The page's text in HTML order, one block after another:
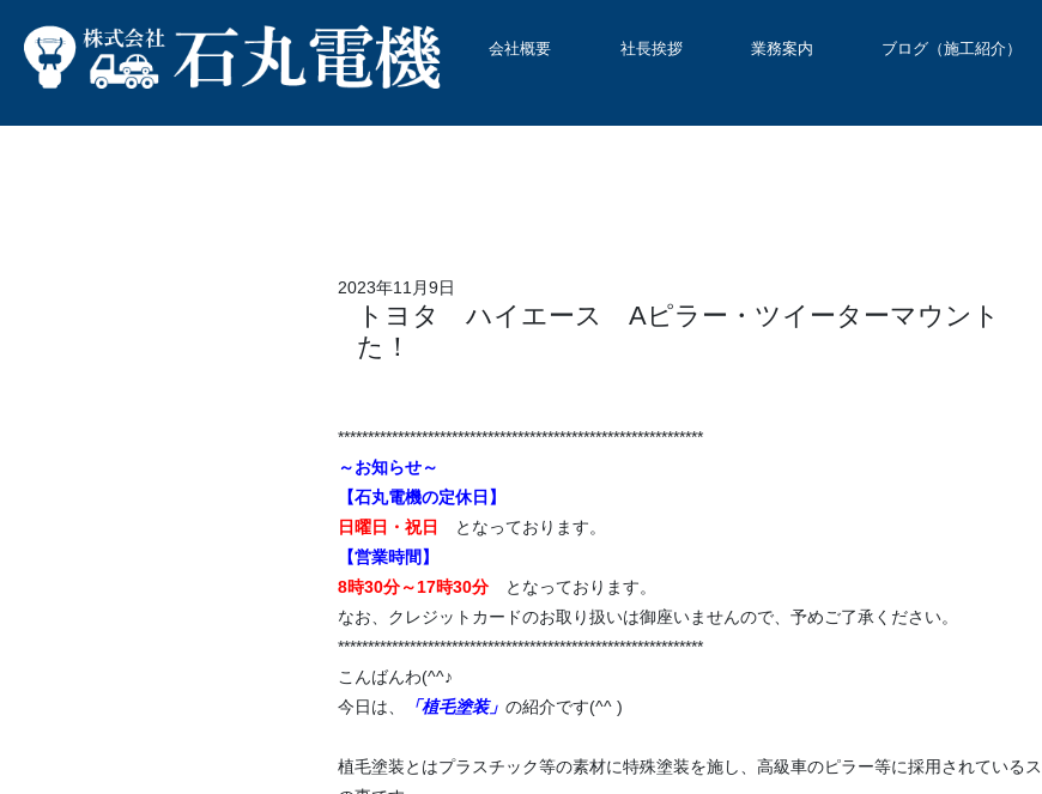
会社概要 社長挨拶 業務案内 ブログ（施工紹介）
2023年11月9日
トヨタ ハイエース Aピラー・ツイーターマウント
た！
*************************************************************
～お知らせ～
【石丸電機の定休日】
日曜日・祝日
となっております。
【営業時間】
8時30分～17時30分
となっております。
なお、クレジットカードのお取り扱いは御座いませんので、予めご了承ください。
*************************************************************
こんばんわ(^^♪
今日は、
「植毛塗装」の紹介です(^^ )
植毛塗装とはプラスチック等の素材に特殊塗装を施し、高級車のピラー等に採用されている